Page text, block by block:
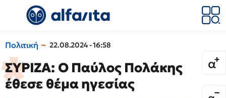
Πολιτική 22.08.2024 - 16:58
ΣΥΡΙΖΑ: Ο Παύλος Πολάκης
έθεσε θέμα ηγεσίας